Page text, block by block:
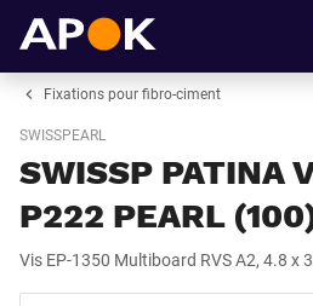
Fixations pour fibro-ciment
SWISSPEARL
SWISSP PATINA
P222 PEARL
Vis EP-1350 Multiboard RVS A2, 4.8 x